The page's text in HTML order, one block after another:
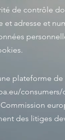
de contrôle
et adresse et
plateforme
des litiges